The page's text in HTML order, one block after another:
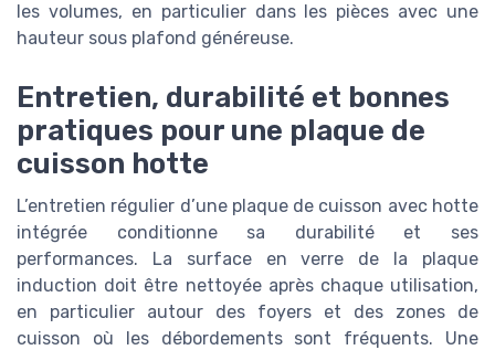
les volumes, en particulier dans les pièces avec une
hauteur sous plafond généreuse.
Entretien, durabilité et bonnes
pratiques pour une plaque de
cuisson hotte
L’entretien régulier d’une plaque de cuisson avec hotte
intégrée conditionne sa durabilité et ses
performances. La surface en verre de la plaque
induction doit être nettoyée après chaque utilisation,
en particulier autour des foyers et des zones de
cuisson où les débordements sont fréquents. Une